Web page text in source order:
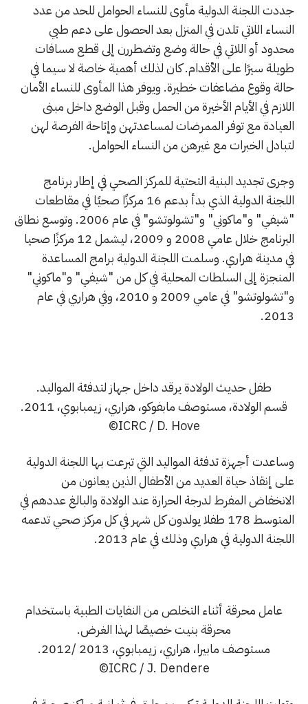
جددت اللجنة الدولية مأوى للنساء الحوامل للحد من عدد
النساء اللاتي تلدن في المنزل بعد الحصول على دعم طبي
محدود أو اللاتي في حالة وضع وتضطررن إلى قطع مسافات
طويلة سيرًا على الأقدام. كان لذلك أهمية خاصة لا سيما في
حالة وقوع مضاعفات خطيرة. ويوفر هذا المأوى للنساء الأمان
اللازم في الأيام الأخيرة من الحمل وقبل الوضع داخل مبنى
العيادة مع توفر الممرضات لمساعدتهن وإتاحة الفرصة لهن
لتبادل الخبرات مع غيرهن من النساء الحوامل.
وجرى تجديد البنية التحتية للمركز الصحي في إطار برنامج
اللجنة الدولية الذي بدأ بدعم 16 مركزًا صحيًا في مقاطعات
"شيفي" و"ماكوني" و"تشولوتشو" في عام 2006. وتوسع نطاق
البرنامج خلال عامي 2008 و 2009، ليشمل 12 مركزًا صحيا
في مدينة هراري. وسلمت اللجنة الدولية برامج المساعدة
المنجزة إلى السلطات المحلية في كل من "شيفي" و"ماكوني"
و"تشولوتشو" في عامي 2009 و 2010، وفي هراري في عام
2013.
طفل حديث الولادة يرقد داخل جهاز لتدفئة المواليد.
قسم الولادة، مستوصف مابفوكو، هراري، زيمبابوي، 2011.
ICRC / D. Hove©
وساعدت أجهزة تدفئة المواليد التي تبرعت بها اللجنة الدولية
على إنقاذ حياة العديد من الأطفال الذين يعانون من
الانخفاض المفرط لدرجة الحرارة عند الولادة والبالغ عددهم في
المتوسط 178 طفلا يولدون كل شهر في كل مركز صحي تدعمه
اللجنة الدولية في هراري وذلك في عام 2013.
عامل محرقة أثناء التخلص من النفايات الطبية باستخدام
محرقة بنيت خصيصًا لهذا الغرض.
مستوصف مابيرا، هراري، زيمبابوي، 2013 /2012.
ICRC / J. Dendere©